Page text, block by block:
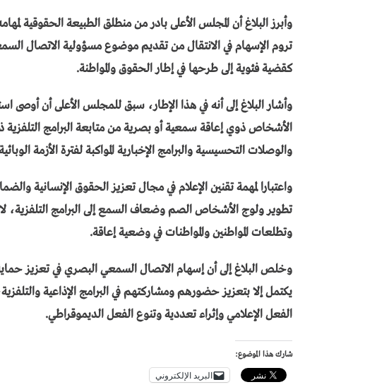
وأبرز البلاغ أن المجلس الأعلى بادر من منطلق الطبيعة الحقوقية
تروم الإسهام في الانتقال من تقديم موضوع مسؤولية الاتصال
كقضية فئوية إلى طرحها في إطار الحقوق والمواطنة.
وأشار البلاغ إلى أنه في هذا الإطار، سبق للمجلس الأعلى أن أوصى
الأشخاص ذوي إعاقة سمعية أو بصرية من متابعة البرامج التلفزية
والوصلات التحسيسية والبرامج الإخبارية المواكبة لفترة الأزمة
واعتبارا لمهمة تقنين الإعلام في مجال تعزيز الحقوق الإنسانية
تطوير ولوج الأشخاص الصم وضعاف السمع إلى البرامج التلفزية،
وتطلعات المواطنين والمواطنات في وضعية إعاقة.
وخلص البلاغ إلى أن إسهام الاتصال السمعي البصري في تعزيز
يكتمل إلا بتعزيز حضورهم ومشاركتهم في البرامج الإذاعية
الفعل الإعلامي وإثراء تعددية وتنوع الفعل الديموقراطي.
شارك هذا الموضوع:
البريد الإلكتروني